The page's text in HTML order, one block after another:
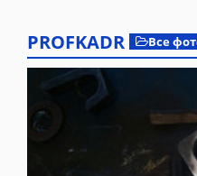
PROFKADR Все